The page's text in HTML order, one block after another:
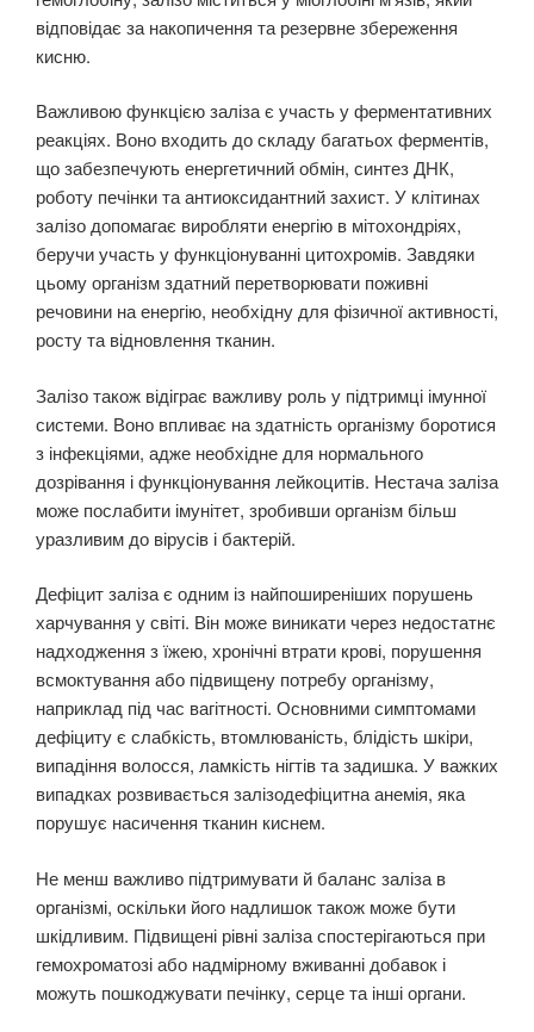
відповідає за накопичення та резервне збереження
кисню.
Важливою функцією заліза є участь у ферментативних
реакціях. Воно входить до складу багатьох ферментів,
що забезпечують енергетичний обмін, синтез ДНК,
роботу печінки та антиоксидантний захист. У клітинах
залізо допомагає виробляти енергію в мітохондріях,
беручи участь у функціонуванні цитохромів. Завдяки
цьому організм здатний перетворювати поживні
речовини на енергію, необхідну для фізичної активності,
росту та відновлення тканин.
Залізо також відіграє важливу роль у підтримці імунної
системи. Воно впливає на здатність організму боротися
з інфекціями, адже необхідне для нормального
дозрівання і функціонування лейкоцитів. Нестача заліза
може послабити імунітет, зробивши організм більш
уразливим до вірусів і бактерій.
Дефіцит заліза є одним із найпоширеніших порушень
харчування у світі. Він може виникати через недостатнє
надходження з їжею, хронічні втрати крові, порушення
всмоктування або підвищену потребу організму,
наприклад під час вагітності. Основними симптомами
дефіциту є слабкість, втомлюваність, блідість шкіри,
випадіння волосся, ламкість нігтів та задишка. У важких
випадках розвивається залізодефіцитна анемія, яка
порушує насичення тканин киснем.
Не менш важливо підтримувати й баланс заліза в
організмі, оскільки його надлишок також може бути
шкідливим. Підвищені рівні заліза спостерігаються при
гемохроматозі або надмірному вживанні добавок і
можуть пошкоджувати печінку, серце та інші органи.